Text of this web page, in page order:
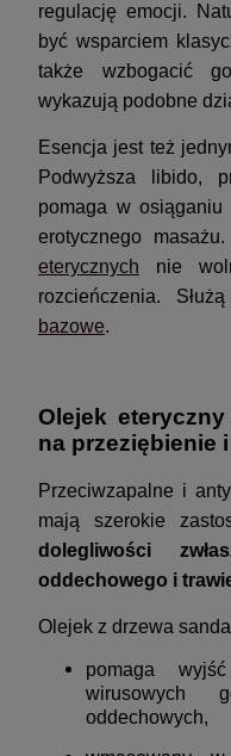
regulację emocji.
być wsparciem
także wzbogacić
wykazują podobne
Esencja jest też
Podwyższa libido,
pomaga w
erotycznego
eterycznych nie
rozcieńczenia.
bazowe.
Olejek
na przeziębienie
Przeciwzapalne i
mają szerokie
dolegliwości
oddechowego i
Olejek z drzewa
pomaga
wirusowych
oddechowych,